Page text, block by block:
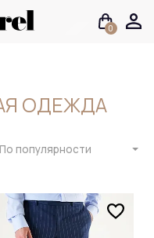
0
ОДЕЖДА
По популярности